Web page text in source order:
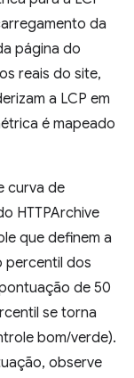
da
página do
reais do site,
a LCP em
é mapeado
curva de
HTTPArchive
que definem a
percentil dos
de 50
se torna
bom/verde).
observe